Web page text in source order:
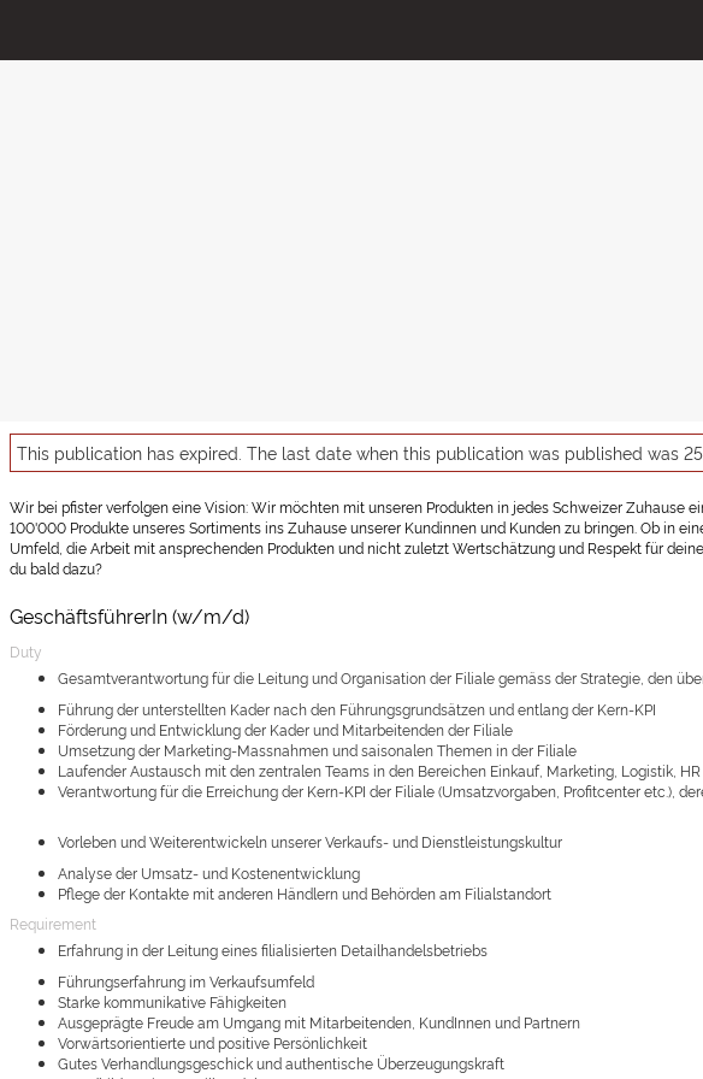
This publication has expired. The last date when this publication was published was
Wir bei pfister verfolgen eine Vision: Wir möchten mit unseren Produkten in jedes Schweizer Zuhause
100'000 Produkte unseres Sortiments ins Zuhause unserer Kundinnen und Kunden zu bringen. Ob in
Umfeld, die Arbeit mit ansprechenden Produkten und nicht zuletzt Wertschätzung und Respekt für
du bald dazu?
GeschäftsführerIn (w/m/d)
Duty
Gesamtverantwortung für die Leitung und Organisation der Filiale gemäss der Strategie, den
Führung der unterstellten Kader nach den Führungsgrundsätzen und entlang der Kern-KPI
Förderung und Entwicklung der Kader und Mitarbeitenden der Filiale
Umsetzung der Marketing-Massnahmen und saisonalen Themen in der Filiale
Laufender Austausch mit den zentralen Teams in den Bereichen Einkauf, Marketing, Logistik, HR
Verantwortung für die Erreichung der Kern-KPI der Filiale (Umsatzvorgaben, Profitcenter etc.),
Vorleben und Weiterentwickeln unserer Verkaufs- und Dienstleistungskultur
Analyse der Umsatz- und Kostenentwicklung
Pflege der Kontakte mit anderen Händlern und Behörden am Filialstandort
Requirement
Erfahrung in der Leitung eines filialisierten Detailhandelsbetriebs
Führungserfahrung im Verkaufsumfeld
Starke kommunikative Fähigkeiten
Ausgeprägte Freude am Umgang mit Mitarbeitenden, KundInnen und Partnern
Vorwärtsorientierte und positive Persönlichkeit
Gutes Verhandlungsgeschick und authentische Überzeugungskraft